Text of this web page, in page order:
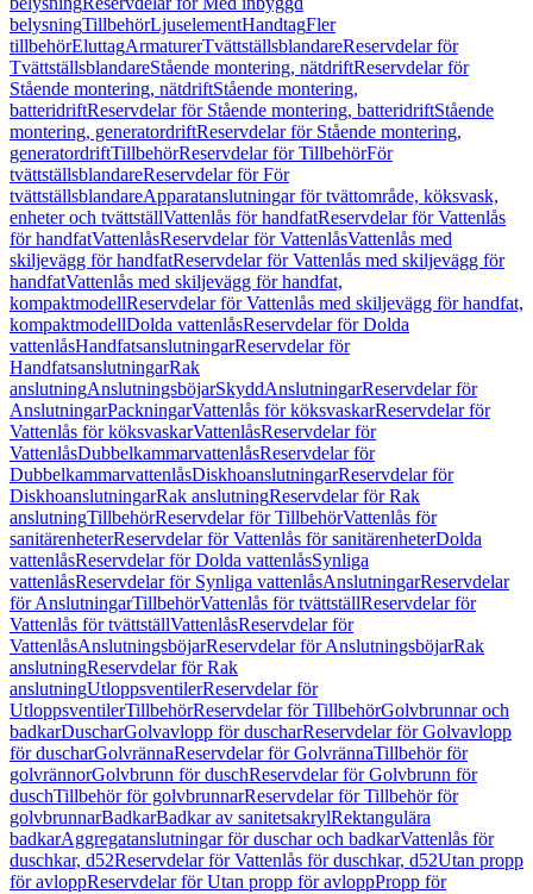
belysningTillbehörLjuselementHandtagFler
tillbehörEluttagArmaturerTvättställsblandareReservdelar för
TvättställsblandareStående montering, nätdriftReservdelar för
Stående montering, nätdriftStående montering,
batteridriftReservdelar för Stående montering, batteridriftStående
montering, generatordriftReservdelar för Stående montering,
generatordriftTillbehörReservdelar för TillbehörFör
tvättställsblandareReservdelar för För
tvättställsblandareApparatanslutningar för tvättområde, köksvask,
enheter och tvättställVattenlås för handfatReservdelar för Vattenlås
för handfatVattenlåsReservdelar för VattenlåsVattenlås med
skiljevägg för handfatReservdelar för Vattenlås med skiljevägg för
handfatVattenlås med skiljevägg för handfat,
kompaktmodellReservdelar för Vattenlås med skiljevägg för handfat,
kompaktmodellDolda vattenlåsReservdelar för Dolda
vattenlåsHandfatsanslutningarReservdelar för
HandfatsanslutningarRak
anslutningAnslutningsböjarSkyddAnslutningarReservdelar för
AnslutningarPackningarVattenlås för köksvaskarReservdelar för
Vattenlås för köksvaskarVattenlåsReservdelar för
VattenlåsDubbelkammarvattenlåsReservdelar för
DubbelkammarvattenlåsDiskhoanslutningarReservdelar för
DiskhoanslutningarRak anslutningReservdelar för Rak
anslutningTillbehörReservdelar för TillbehörVattenlås för
sanitärenheterReservdelar för Vattenlås för sanitärenheterDolda
vattenlåsReservdelar för Dolda vattenlåsSynliga
vattenlåsReservdelar för Synliga vattenlåsAnslutningarReservdelar
för AnslutningarTillbehörVattenlås för tvättställReservdelar för
Vattenlås för tvättställVattenlåsReservdelar för
VattenlåsAnslutningsböjarReservdelar för AnslutningsböjarRak
anslutningReservdelar för Rak
anslutningUtloppsventilerReservdelar för
UtloppsventilerTillbehörReservdelar för TillbehörGolvbrunnar och
badkarDuscharGolvavlopp för duscharReservdelar för Golvavlopp
för duscharGolvrännaReservdelar för GolvrännaTillbehör för
golvrännorGolvbrunn för duschReservdelar för Golvbrunn för
duschTillbehör för golvbrunnarReservdelar för Tillbehör för
golvbrunnarBadkarBadkar av sanitetsakrylRektangulära
badkarAggregatanslutningar för duschar och badkarVattenlås för
duschkar, d52Reservdelar för Vattenlås för duschkar, d52Utan propp
för avloppReservdelar för Utan propp för avloppPropp för